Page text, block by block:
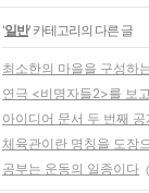
'일반' 카테고리의 다른 글
최소한의 마을을 구성하
연극 <비명자들2>를 보
아이디어 문서 두 번째 공
체육관이란 명칭을 도장
공부는 운동의 일종이다